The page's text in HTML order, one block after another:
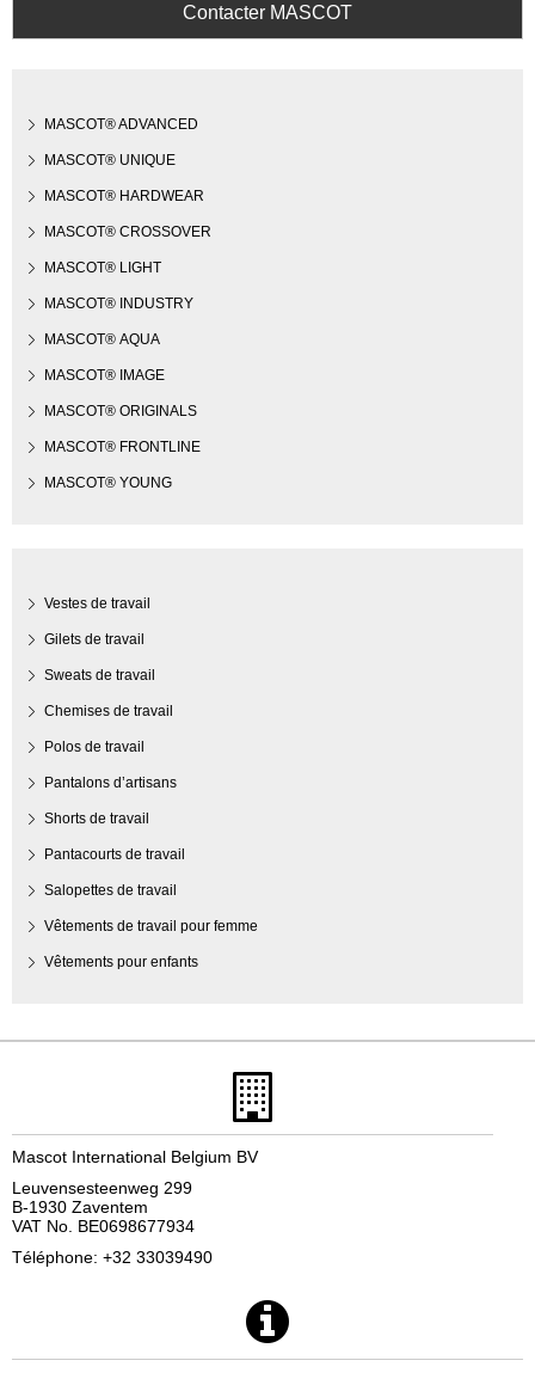
Contacter MASCOT
MASCOT® ADVANCED
MASCOT® UNIQUE
MASCOT® HARDWEAR
MASCOT® CROSSOVER
MASCOT® LIGHT
MASCOT® INDUSTRY
MASCOT® AQUA
MASCOT® IMAGE
MASCOT® ORIGINALS
MASCOT® FRONTLINE
MASCOT® YOUNG
Vestes de travail
Gilets de travail
Sweats de travail
Chemises de travail
Polos de travail
Pantalons d’artisans
Shorts de travail
Pantacourts de travail
Salopettes de travail
Vêtements de travail pour femme
Vêtements pour enfants
Mascot International Belgium BV
Leuvensesteenweg 299
B-1930 Zaventem
VAT No. BE0698677934
Téléphone: +32 33039490